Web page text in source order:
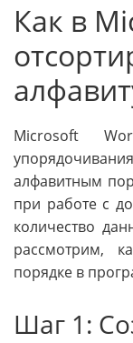
Как в
Microsoft
алфавитным
при работе с
количество
рассмотрим,
порядке в
Шаг 1: